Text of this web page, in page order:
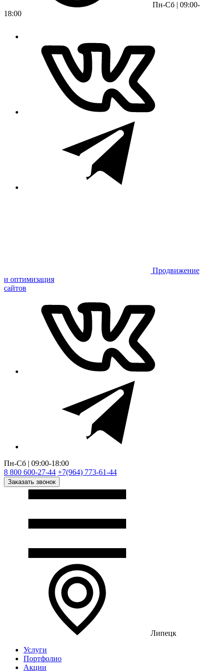
Пн-Сб | 09:00-
18:00
Продвижение
и оптимизация
сайтов
Пн-Сб | 09:00-18:00
8 800 600-27-44 +7(964) 773-61-44
Заказать звонок
Липецк
Услуги
Портфолио
Акции